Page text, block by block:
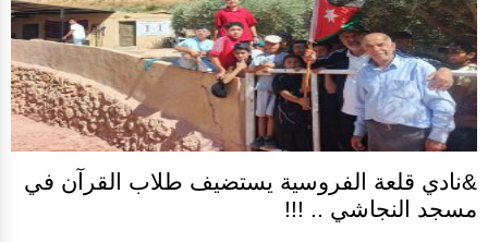
&نادي قلعة الفروسية يستضيف طلاب القرآن في
مسجد النجاشي .. !!!